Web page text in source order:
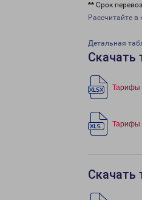
** Срок
Рассчитайте в
Детальная
Скачать
Тарифы
Тарифы
Скачать